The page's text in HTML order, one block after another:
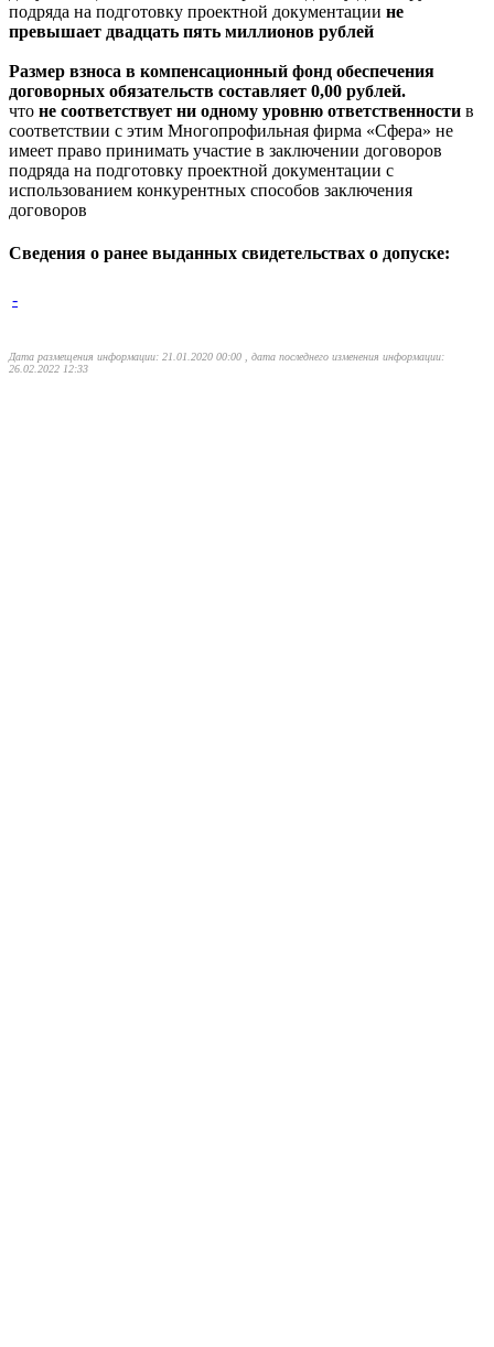
подряда на подготовку проектной документации не
превышает двадцать пять миллионов рублей
Размер взноса в компенсационный фонд обеспечения
договорных обязательств составляет 0,00 рублей.
что не соответствует ни одному уровню ответственности в
соответствии с этим Многопрофильная фирма «Сфера» не
имеет право принимать участие в заключении договоров
подряда на подготовку проектной документации с
использованием конкурентных способов заключения
договоров
Сведения о ранее выданных свидетельствах о допуске:
-
Дата размещения информации: 21.01.2020 00:00 , дата последнего изменения информации:
26.02.2022 12:33